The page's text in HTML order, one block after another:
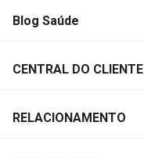
Blog Saúde
CENTRAL DO CLIENTE
RELACIONAMENTO